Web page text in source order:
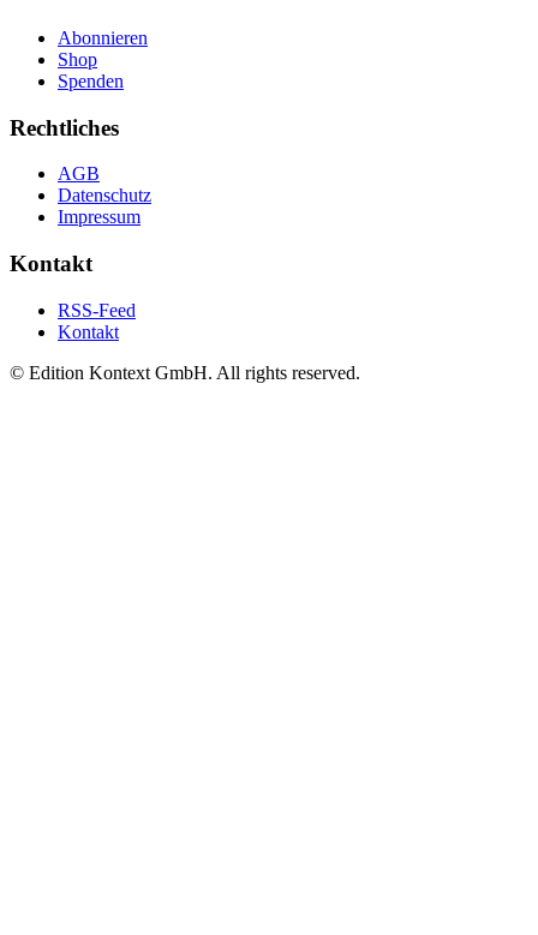
Abonnieren
Shop
Spenden
Rechtliches
AGB
Datenschutz
Impressum
Kontakt
RSS-Feed
Kontakt
© Edition Kontext GmbH. All rights reserved.